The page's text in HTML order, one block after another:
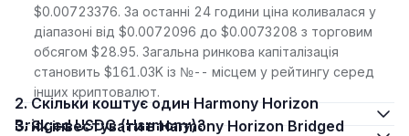
$0.00723376. За останні 24 години ціна коливалася у
діапазоні від $0.0072096 до $0.0073208 з торговим
обсягом $28.95. Загальна ринкова капіталізація
становить $161.03K із №-- місцем у рейтингу серед
інших криптовалют.
2. Скільки коштує один Harmony Horizon
Bridged USDC (Harmony)?
3. Як інвестувати в Harmony Horizon Bridged